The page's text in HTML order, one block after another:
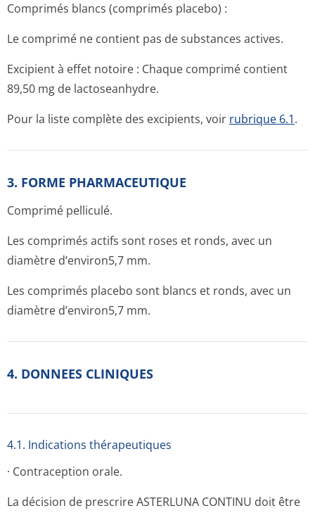
Comprimés blancs (comprimés placebo) :
Le comprimé ne contient pas de substances actives.
Excipient à effet notoire : Chaque comprimé contient
89,50 mg de lactoseanhydre.
Pour la liste complète des excipients, voir rubrique 6.1.
3. FORME PHARMACEUTIQUE
Comprimé pelliculé.
Les comprimés actifs sont roses et ronds, avec un
diamètre d’environ5,7 mm.
Les comprimés placebo sont blancs et ronds, avec un
diamètre d’environ5,7 mm.
4. DONNEES CLINIQUES
4.1. Indications thérapeutiques
· Contraception orale.
La décision de prescrire ASTERLUNA CONTINU doit être